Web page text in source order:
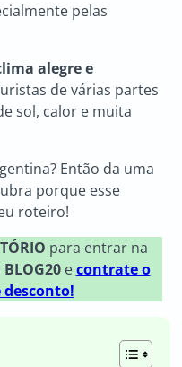
pelas
alegre e
de várias partes
sol, calor e muita
Então da uma
porque esse
roteiro!
para entrar na
BLOG20econtrate o
desconto!